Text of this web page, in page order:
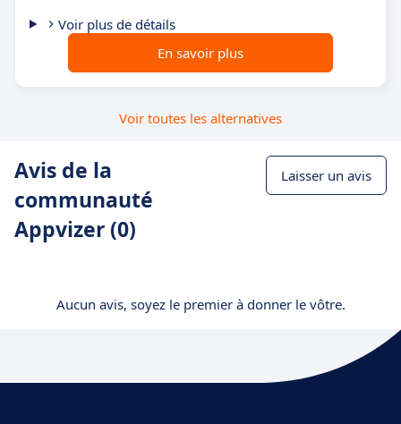
Voir plus de détails
En savoir plus
Voir toutes les alternatives
Avis de la
communauté
Appvizer (0)
Laisser un avis
Aucun avis, soyez le premier à donner le vôtre.